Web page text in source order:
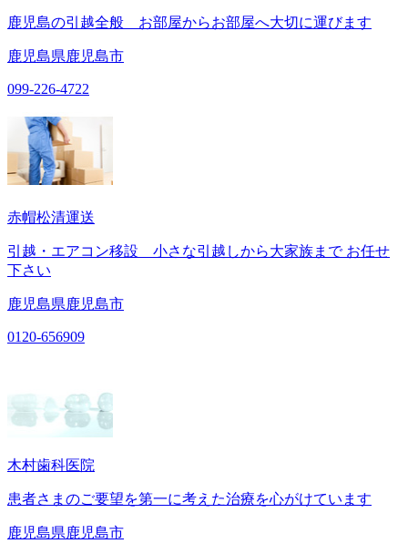
鹿児島の引越全般 お部屋からお部屋へ大切に運びます
鹿児島県鹿児島市
099-226-4722
赤帽松清運送
引越・エアコン移設 小さな引越しから大家族まで お任せ
下さい
鹿児島県鹿児島市
0120-656909
木村歯科医院
患者さまのご要望を第一に考えた治療を心がけています
鹿児島県鹿児島市